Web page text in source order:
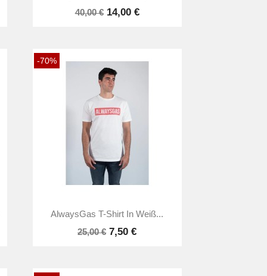
40,00 € 14,00 €
-70%
Vorschau
AlwaysGas T-Shirt In Weiß...
25,00 € 7,50 €